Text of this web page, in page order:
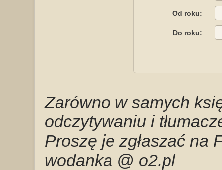
Od roku:
Do roku:
Zarówno w samych
odczytywaniu i
Proszę je zgłaszać na
wodanka @ o2.pl